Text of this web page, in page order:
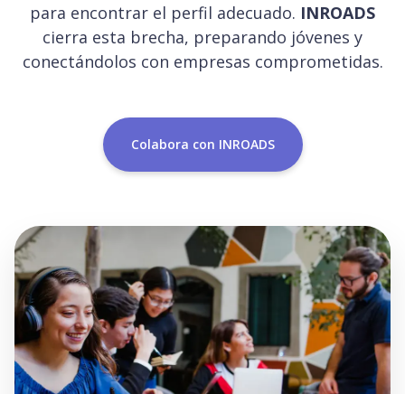
para encontrar el perfil adecuado. INROADS
cierra esta brecha, preparando jóvenes y
conectándolos con empresas comprometidas.
Colabora con INROADS